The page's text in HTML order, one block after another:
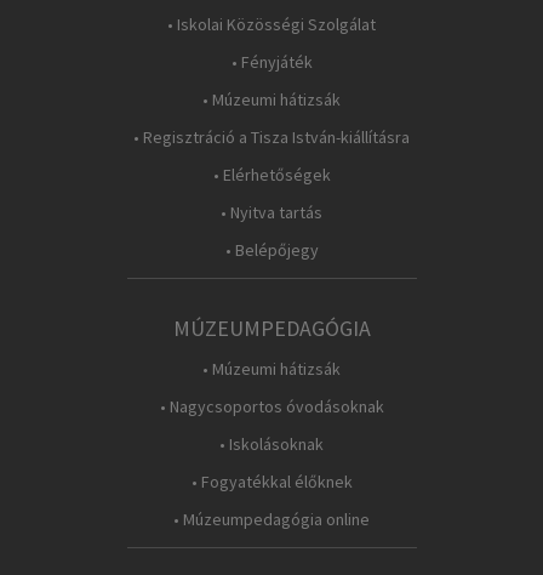
• Iskolai Közösségi Szolgálat
• Fényjáték
• Múzeumi hátizsák
• Regisztráció a Tisza István-kiállításra
• Elérhetőségek
• Nyitva tartás
• Belépőjegy
MÚZEUMPEDAGÓGIA
• Múzeumi hátizsák
• Nagycsoportos óvodásoknak
• Iskolásoknak
• Fogyatékkal élőknek
• Múzeumpedagógia online